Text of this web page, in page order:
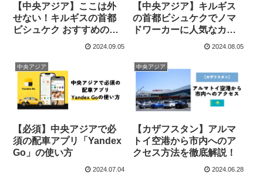
【中央アジア】ここは外
せない！キルギスの首都
ビシュケク おすすめの観
2024.09.05
【中央アジア】キルギス
の首都ビシュケクでノマ
ドワーカーに人気なカフ
2024.08.05
中央アジア
【必須】中央アジアで必
須の配車アプリ「Yandex
Go」の使い方
2024.07.04
中央アジア
【カザフスタン】アルマ
トイ空港から市内へのア
クセス方法を徹底解説！
2024.06.28